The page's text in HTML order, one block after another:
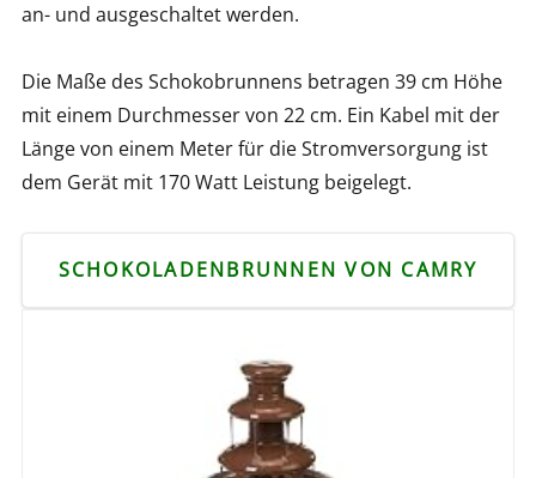
an- und ausgeschaltet werden.
Die Maße des Schokobrunnens betragen 39 cm Höhe
mit einem Durchmesser von 22 cm. Ein Kabel mit der
Länge von einem Meter für die Stromversorgung ist
dem Gerät mit 170 Watt Leistung beigelegt.
SCHOKOLADENBRUNNEN VON CAMRY